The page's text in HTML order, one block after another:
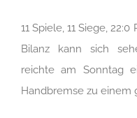
11 Spiele, 11 Siege,
Bilanz kann sich
reichte am Sonntag
Handbremse zu einem